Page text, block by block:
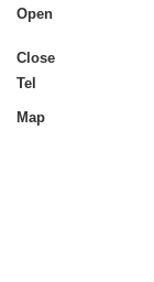
Open
Close
Tel
Map